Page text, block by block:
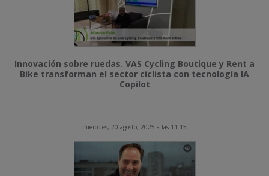
Innovación sobre ruedas. VAS Cycling Boutique y Rent a
Bike transforman el sector ciclista con tecnología IA
Copilot
miércoles, 20 agosto, 2025 a las 11:15